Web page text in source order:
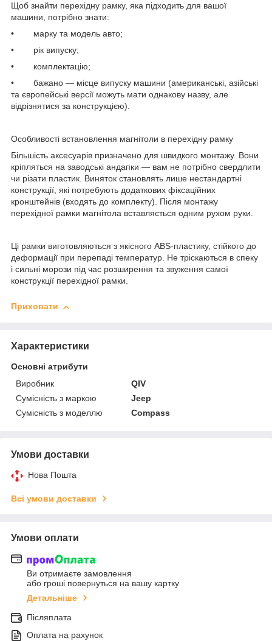
Щоб знайти перехідну рамку, яка підходить для вашої
машини, потрібно знати:
• марку та модель авто;
• рік випуску;
• комплектацію;
• бажано — місце випуску машини (американські, азійські
та європейські версії можуть мати однакову назву, але
відрізнятися за конструкцією).
Особливості встановлення магнітоли в перехідну рамку
Більшість аксесуарів призначено для швидкого монтажу. Вони
кріпляться на заводські андапки — вам не потрібно свердлити
чи різати пластик. Виняток становлять лише нестандартні
конструкції, які потребують додаткових фіксаційних
кронштейнів (входять до комплекту). Після монтажу
перехідної рамки магнітола вставляється одним рухом руки.
Ці рамки виготовляються з якісного ABS-пластику, стійкого до
деформації при перепаді температур. Не тріскаються в спеку
і сильні морози під час розширення та звуження самої
конструкції перехідної рамки.
Приховати
Характеристики
Основні атрибути
Виробник
QIV
Сумісність з маркою
Jeep
Сумісність з моделлю
Compass
Умови доставки
Нова Пошта
Всі умови доставки
Умови оплати
Ви отримаєте замовлення
або гроші повернуться на вашу картку
Детальніше
Післяплата
Оплата на рахунок